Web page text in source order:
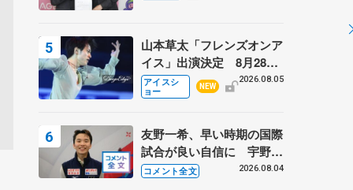
山本草太「フレンズオンア
イス」出演決定 8月28日
（金）2公演のみ 荒川静
香さんプロデュース、20
アイスシ
ョー
NEW
2026.08.05
友野一希、早い時期の国際
試合が良い自信に 宇野昌
磨の現役復帰に思っている
コメント全文 2026.08.04